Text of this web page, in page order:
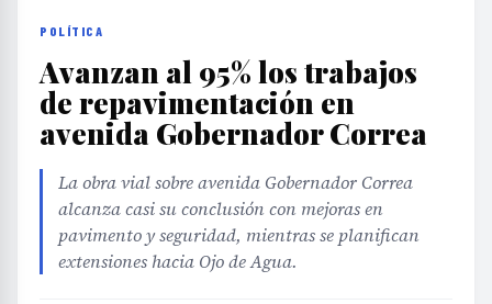
POLÍTICA
Avanzan al 95% los trabajos
de repavimentación en
avenida Gobernador Correa
La obra vial sobre avenida Gobernador Correa
alcanza casi su conclusión con mejoras en
pavimento y seguridad, mientras se planifican
extensiones hacia Ojo de Agua.